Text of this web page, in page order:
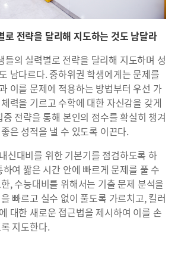
로 전략을 달리해 지도하는 것도 남달라
들의 실력별로 전략을 달리해 지도하며 성
남다르다. 중하위권 학생에게는 문제를
이를 문제에 적용하는 방법부터 우선 가
력을 기르고 수학에 대한 자신감을 갖게
전략을 통해 본인의 점수를 확실히 챙겨
은 성적을 낼 수 있도록 이끈다.
신대비를 위한 기본기를 점검하도록 하
여 짧은 시간 안에 빠르게 문제를 풀 수
, 수능대비를 위해서는 기출 문제 분석을
빠르고 실수 없이 풀도록 가르치고, 킬러
대한 새로운 접근법을 제시하여 이를 손
지도한다.